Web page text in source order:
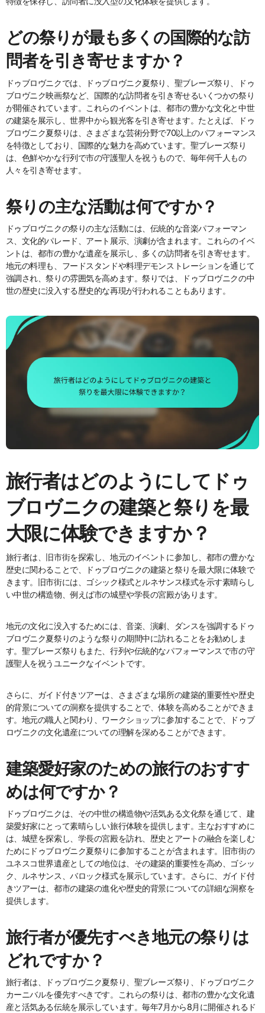
どの祭りが最も多くの国際的な訪
問者を引き寄せますか？
ドゥブロヴニクでは、ドゥブロヴニク夏祭り、聖ブレーズ祭り、ドゥ
ブロヴニク映画祭など、国際的な訪問者を引き寄せるいくつかの祭り
が開催されています。これらのイベントは、都市の豊かな文化と中世
の建築を展示し、世界中から観光客を引き寄せます。たとえば、ドゥ
ブロヴニク夏祭りは、さまざまな芸術分野で70以上のパフォーマンス
を特徴としており、国際的な魅力を高めています。聖ブレーズ祭り
は、色鮮やかな行列で市の守護聖人を祝うもので、毎年何千人もの
人々を引き寄せます。
祭りの主な活動は何ですか？
ドゥブロヴニクの祭りの主な活動には、伝統的な音楽パフォーマン
ス、文化的パレード、アート展示、演劇が含まれます。これらのイベ
ントは、都市の豊かな遺産を展示し、多くの訪問者を引き寄せます。
地元の料理も、フードスタンドや料理デモンストレーションを通じて
強調され、祭りの雰囲気を高めます。祭りでは、ドゥブロヴニクの中
世の歴史に没入する歴史的な再現が行われることもあります。
旅行者はどのようにしてドゥ
ブロヴニクの建築と祭りを最
大限に体験できますか？
旅行者は、旧市街を探索し、地元のイベントに参加し、都市の豊かな
歴史に関わることで、ドゥブロヴニクの建築と祭りを最大限に体験で
きます。旧市街には、ゴシック様式とルネサンス様式を示す素晴らし
い中世の構造物、例えば市の城壁や学長の宮殿があります。
地元の文化に没入するためには、音楽、演劇、ダンスを強調するドゥ
ブロヴニク夏祭りのような祭りの期間中に訪れることをお勧めしま
す。聖ブレーズ祭りもまた、行列や伝統的なパフォーマンスで市の守
護聖人を祝うユニークなイベントです。
さらに、ガイド付きツアーは、さまざまな場所の建築的重要性や歴史
的背景についての洞察を提供することで、体験を高めることができま
す。地元の職人と関わり、ワークショップに参加することで、ドゥブ
ロヴニクの文化遺産についての理解を深めることができます。
建築愛好家のための旅行のおすす
めは何ですか？
ドゥブロヴニクは、その中世の構造物や活気ある文化祭を通じて、建
築愛好家にとって素晴らしい旅行体験を提供します。主なおすすめに
は、城壁を探索し、学長の宮殿を訪れ、歴史とアートの融合を楽しむ
ためにドゥブロヴニク夏祭りに参加することが含まれます。旧市街の
ユネスコ世界遺産としての地位は、その建築的重要性を高め、ゴシッ
ク、ルネサンス、バロック様式を展示しています。さらに、ガイド付
きツアーは、都市の建築の進化や歴史的背景についての詳細な洞察を
提供します。
旅行者が優先すべき地元の祭りは
どれですか？
旅行者は、ドゥブロヴニク夏祭り、聖ブレーズ祭り、ドゥブロヴニク
カーニバルを優先すべきです。これらの祭りは、都市の豊かな文化遺
産と活気ある伝統を展示しています。毎年7月から8月に開催されるド